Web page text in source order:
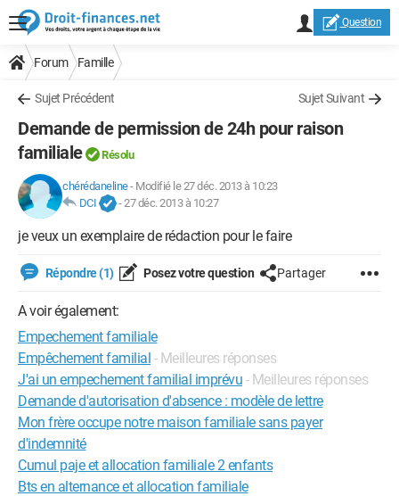
Question
Forum Famille
Sujet Précédent Sujet Suivant
Demande de permission de 24h pour raison
familiale
Résolu
chérédaneline- Modifié le 27 déc. 2013 à 10:23
DCI
-27 déc. 2013 à 10:27
je veux un exemplaire de rédaction pour le faire
Répondre (1) Posez votre question Partager
A voir également:
Empechement familiale
Empêchement familial - Meilleures réponses
J'ai un empechement familial imprévu - Meilleures réponses
Demande d'autorisation d'absence : modèle de lettre
Mon frère occupe notre maison familiale sans payer
d'indemnité
Cumul paje et allocation familiale 2 enfants
Bts en alternance et allocation familiale